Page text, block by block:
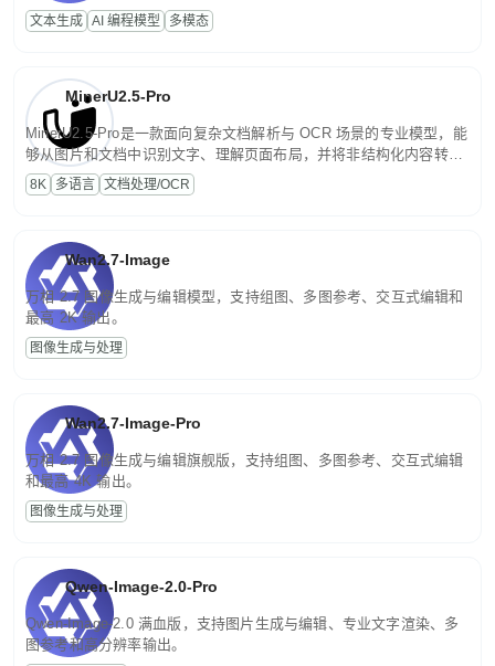
话端到端交付生产级成果。原生视觉理解贯穿规划、执行与验证全流
程，支持超长文档与长视频的深度语义解析。长程任务中自主规划与
文本生成 AI 编程模型 多模态
MinerU2.5-Pro
MinerU2.5-Pro是一款面向复杂文档解析与 OCR 场景的专业模型，能
够从图片和文档中识别文字、理解页面布局，并将非结构化内容转换
为便于存储、检索和二次处理的结构化结果。
8K 多语言 文档处理/OCR
Wan2.7-Image
万相 2.7 图像生成与编辑模型，支持组图、多图参考、交互式编辑和
最高 2K 输出。
图像生成与处理
Wan2.7-Image-Pro
万相 2.7 图像生成与编辑旗舰版，支持组图、多图参考、交互式编辑
和最高 4K 输出。
图像生成与处理
Qwen-Image-2.0-Pro
Qwen-Image-2.0 满血版，支持图片生成与编辑、专业文字渲染、多
图参考和高分辨率输出。